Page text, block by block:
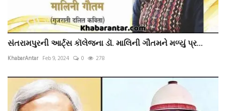
સંતરામપુરની આર્ટ્સ કૉલેજના ડૉ. માલિની ગૌતમને મળ્યું પ્ર...
KhabarAntar Feb 9, 2024 0 278